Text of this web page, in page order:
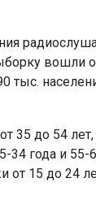
вошли
тыс.
35 до 54
34 года и
от 15 до 24